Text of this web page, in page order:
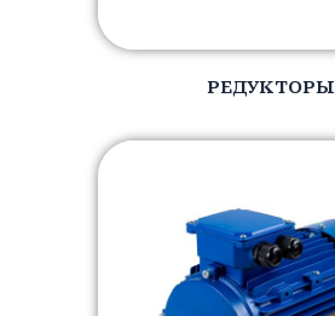
РЕДУКТОРЫ